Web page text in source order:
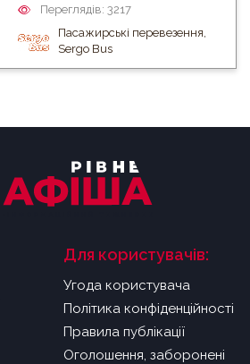
Переглядів: 3217
Пасажирські перевезення,
Sergo Bus
Для користувачів:
Угода користувача
Політика конфіденційності
Правила публікації
Оголошення, заборонені